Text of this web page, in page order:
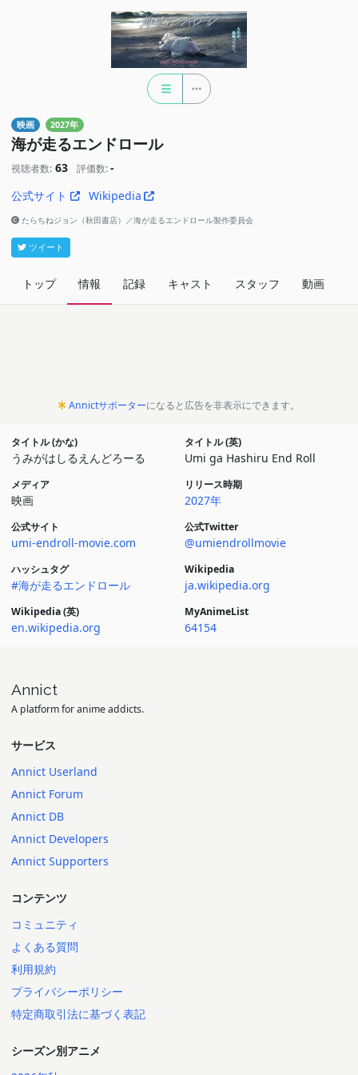
映画 2027年
海が走るエンドロール
視聴者数: 63 評価数: -
公式サイト
Wikipedia
たらちねジョン（秋田書店）／海が走るエンドロール製作委員会
ツイート
トップ 情報 記録 キャスト スタッフ 動画
Annictサポーターになると広告を非表示にできます。
タイトル (かな)
うみがはしるえんどろーる
タイトル (英)
Umi ga Hashiru End Roll
メディア
映画
リリース時期
2027年
公式サイト
umi-endroll-movie.com
公式Twitter
@umiendrollmovie
ハッシュタグ
#海が走るエンドロール
Wikipedia
ja.wikipedia.org
Wikipedia (英)
en.wikipedia.org
MyAnimeList
64154
Annict
A platform for anime addicts.
サービス
Annict Userland
Annict Forum
Annict DB
Annict Developers
Annict Supporters
コンテンツ
コミュニティ
よくある質問
利用規約
プライバシーポリシー
特定商取引法に基づく表記
シーズン別アニメ